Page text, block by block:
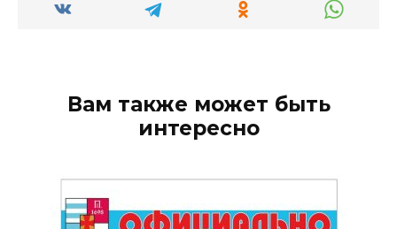
Вам также может быть
интересно